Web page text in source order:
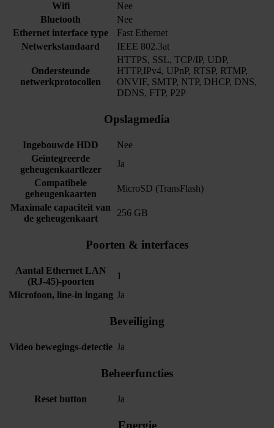
Wifi
Nee
Bluetooth
Nee
Ethernet interface type
Fast Ethernet
Netwerkstandaard
IEEE 802.3at
Ondersteunde
netwerkprotocollen
HTTPS, SSL, TCP/IP, UDP,
HTTP,IPv4, UPnP, RTSP, RTMP,
ONVIF, SMTP, NTP, DHCP, DNS,
DDNS, FTP, P2P
Opslagmedia
Ingebouwde HDD
Nee
Geïntegreerde
geheugenkaartlezer
Ja
Compatibele
geheugenkaarten
MicroSD (TransFlash)
Maximale capaciteit van
de geheugenkaart
256 GB
Poorten & interfaces
Aantal Ethernet LAN
(RJ-45)-poorten
1
Microfoon, line-in ingang Ja
Beveiliging
Video bewegings-detectie Ja
Beheerfuncties
Reset button Ja
Energie